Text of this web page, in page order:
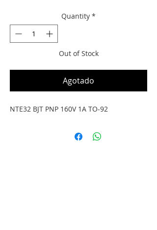
Quantity *
Out of Stock
Agotado
NTE32 BJT PNP 160V 1A TO-92